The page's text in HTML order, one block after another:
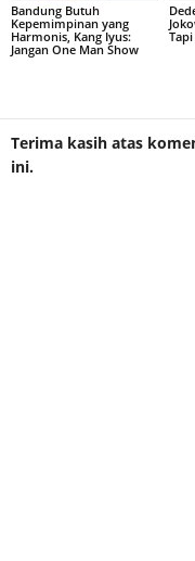
Bandung Butuh
Kepemimpinan yang
Harmonis, Kang Iyus:
Jangan One Man Show
Terima kasih atas
ini.